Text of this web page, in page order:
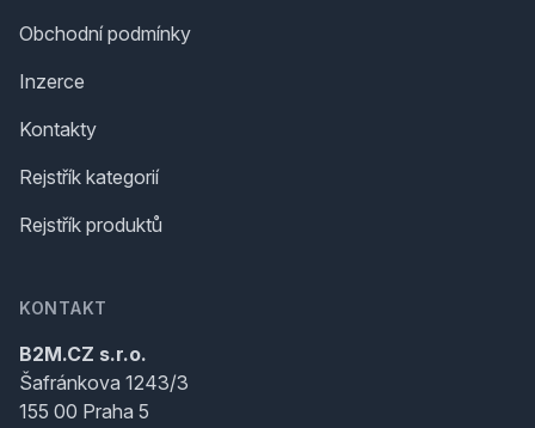
Obchodní podmínky
Inzerce
Kontakty
Rejstřík kategorií
Rejstřík produktů
KONTAKT
B2M.CZ s.r.o.
Šafránkova 1243/3
155 00 Praha 5